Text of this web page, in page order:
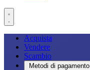
Acquista
Vendere
Scambio
Metodi di pagamento